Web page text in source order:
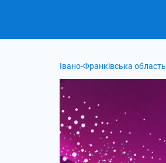
Івано-Франківська область